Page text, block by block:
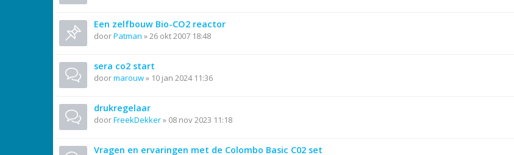
Een zelfbouw Bio-CO2 reactor
doorPatman »26 okt 2007 18:48
sera co2 start
doormarouw» 10 jan 2024 11:36
drukregelaar
doorFreekDekker» 08 nov 2023 11:18
Vragen en ervaringen met de Colombo Basic C02 set